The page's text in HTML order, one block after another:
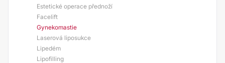
Estetické operace přednoží
Facelift
Gynekomastie
Laserová liposukce
Lipedém
Lipofilling